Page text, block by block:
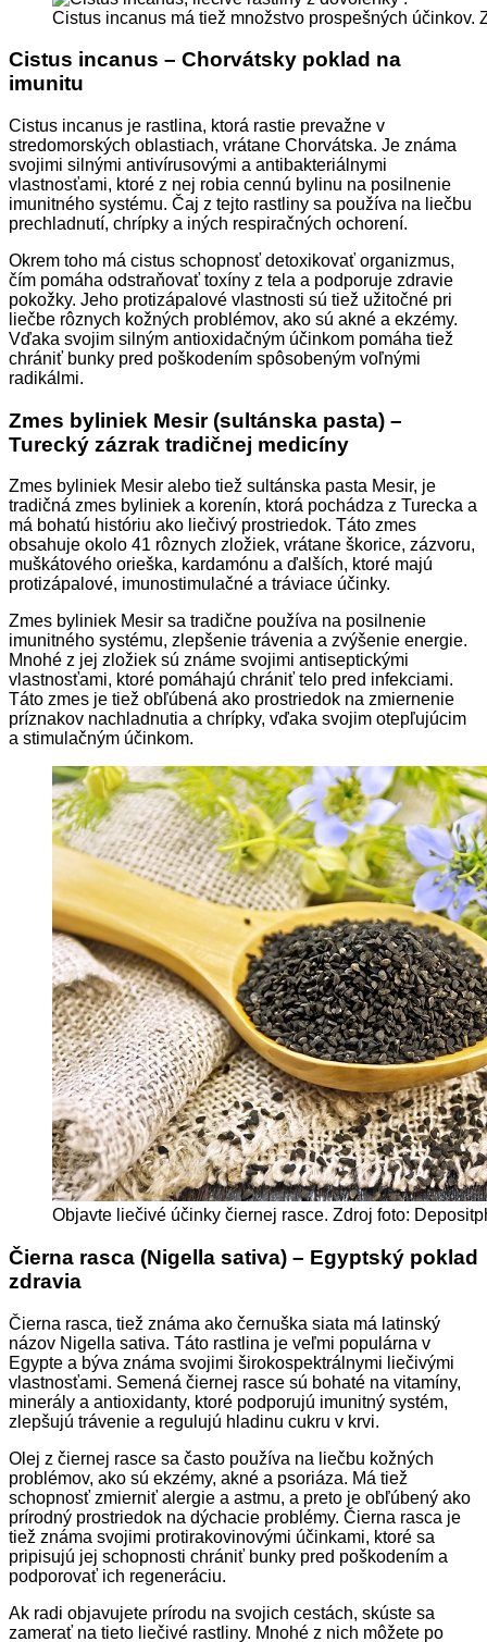
Cistus incanus má tiež množstvo prospešných účinkov.
Cistus incanus – Chorvátsky poklad na
imunitu
Cistus incanus je rastlina, ktorá rastie prevažne v
stredomorských oblastiach, vrátane Chorvátska. Je známa
svojimi silnými antivírusovými a antibakteriálnymi
vlastnosťami, ktoré z nej robia cennú bylinu na posilnenie
imunitného systému. Čaj z tejto rastliny sa používa na liečbu
prechladnutí, chrípky a iných respiračných ochorení.
Okrem toho má cistus schopnosť detoxikovať organizmus,
čím pomáha odstraňovať toxíny z tela a podporuje zdravie
pokožky. Jeho protizápalové vlastnosti sú tiež užitočné pri
liečbe rôznych kožných problémov, ako sú akné a ekzémy.
Vďaka svojim silným antioxidačným účinkom pomáha tiež
chrániť bunky pred poškodením spôsobeným voľnými
radikálmi.
Zmes byliniek Mesir (sultánska pasta) –
Turecký zázrak tradičnej medicíny
Zmes byliniek Mesir alebo tiež sultánska pasta Mesir, je
tradičná zmes byliniek a korenín, ktorá pochádza z Turecka a
má bohatú históriu ako liečivý prostriedok. Táto zmes
obsahuje okolo 41 rôznych zložiek, vrátane škorice, zázvoru,
muškátového orieška, kardamónu a ďalších, ktoré majú
protizápalové, imunostimulačné a tráviace účinky.
Zmes byliniek Mesir sa tradične používa na posilnenie
imunitného systému, zlepšenie trávenia a zvýšenie energie.
Mnohé z jej zložiek sú známe svojimi antiseptickými
vlastnosťami, ktoré pomáhajú chrániť telo pred infekciami.
Táto zmes je tiež obľúbená ako prostriedok na zmiernenie
príznakov nachladnutia a chrípky, vďaka svojim otepľujúcim
a stimulačným účinkom.
Objavte liečivé účinky čiernej rasce. Zdroj foto:
Čierna rasca (Nigella sativa) – Egyptský poklad
zdravia
Čierna rasca, tiež známa ako černuška siata má latinský
názov Nigella sativa. Táto rastlina je veľmi populárna v
Egypte a býva známa svojimi širokospektrálnymi liečivými
vlastnosťami. Semená čiernej rasce sú bohaté na vitamíny,
minerály a antioxidanty, ktoré podporujú imunitný systém,
zlepšujú trávenie a regulujú hladinu cukru v krvi.
Olej z čiernej rasce sa často používa na liečbu kožných
problémov, ako sú ekzémy, akné a psoriáza. Má tiež
schopnosť zmierniť alergie a astmu, a preto je obľúbený ako
prírodný prostriedok na dýchacie problémy. Čierna rasca je
tiež známa svojimi protirakovinovými účinkami, ktoré sa
pripisujú jej schopnosti chrániť bunky pred poškodením a
podporovať ich regeneráciu.
Ak radi objavujete prírodu na svojich cestách, skúste sa
zamerať na tieto liečivé rastliny. Mnohé z nich môžete po